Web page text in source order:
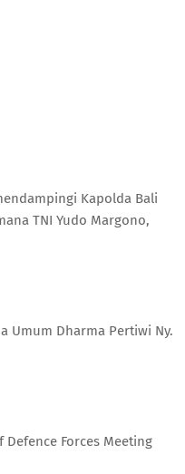
Kapolda Bali
TNI Yudo Margono,
Umum Dharma Pertiwi Ny.
Forces Meeting